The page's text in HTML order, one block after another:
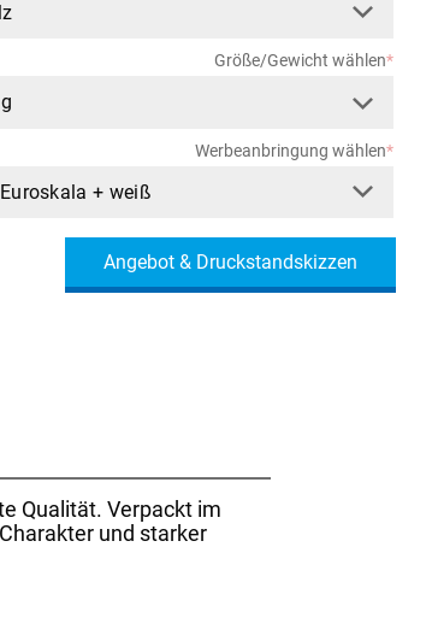
Größe/Gewicht wählen*
Werbeanbringung wählen*
Angebot & Druckstandskizzen
Qualität. Verpackt im
und starker